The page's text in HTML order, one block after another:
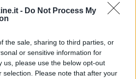
- Do Not Process My
the sale, sharing to third parties, or
or sensitive information for
us, please use the below opt-out
selection. Please note that after your
sui titoli di Stato e le strategie per